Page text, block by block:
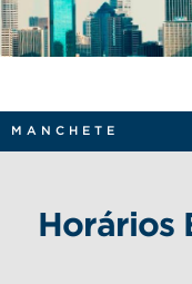
EDITAIS
MANCHETE
Horários